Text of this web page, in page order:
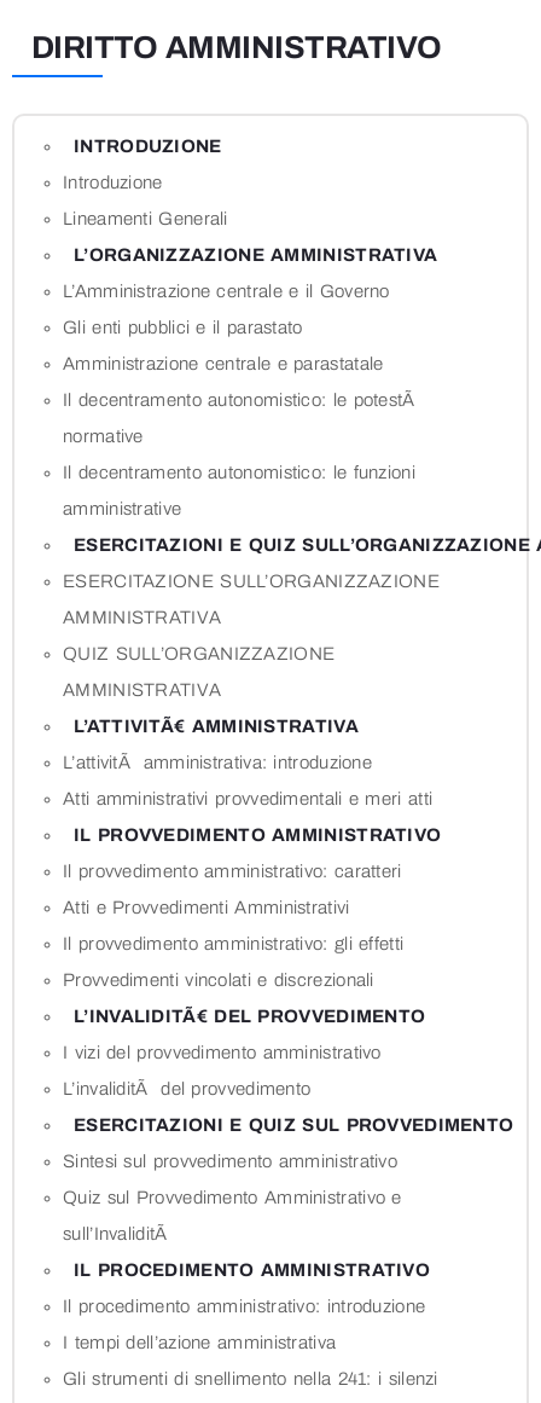
DIRITTO AMMINISTRATIVO
INTRODUZIONE
Introduzione
Lineamenti Generali
L’ORGANIZZAZIONE AMMINISTRATIVA
L’Amministrazione centrale e il Governo
Gli enti pubblici e il parastato
Amministrazione centrale e parastatale
Il decentramento autonomistico: le potestÃ
normative
Il decentramento autonomistico: le funzioni
amministrative
ESERCITAZIONI E QUIZ SULL’ORGANIZZAZIONE
ESERCITAZIONE SULL’ORGANIZZAZIONE
AMMINISTRATIVA
QUIZ SULL’ORGANIZZAZIONE
AMMINISTRATIVA
L’ATTIVITÃ€ AMMINISTRATIVA
L’attivitÃ amministrativa: introduzione
Atti amministrativi provvedimentali e meri atti
IL PROVVEDIMENTO AMMINISTRATIVO
Il provvedimento amministrativo: caratteri
Atti e Provvedimenti Amministrativi
Il provvedimento amministrativo: gli effetti
Provvedimenti vincolati e discrezionali
L’INVALIDITÃ€ DEL PROVVEDIMENTO
I vizi del provvedimento amministrativo
L’invaliditÃ del provvedimento
ESERCITAZIONI E QUIZ SUL PROVVEDIMENTO
Sintesi sul provvedimento amministrativo
Quiz sul Provvedimento Amministrativo e
sull’InvaliditÃ
IL PROCEDIMENTO AMMINISTRATIVO
Il procedimento amministrativo: introduzione
I tempi dell’azione amministrativa
Gli strumenti di snellimento nella 241: i silenzi